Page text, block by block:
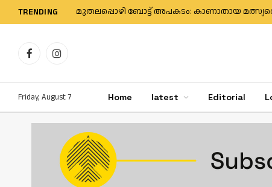
TRENDING
FacebookInstagram
Friday, August 7 Home latest Editorial